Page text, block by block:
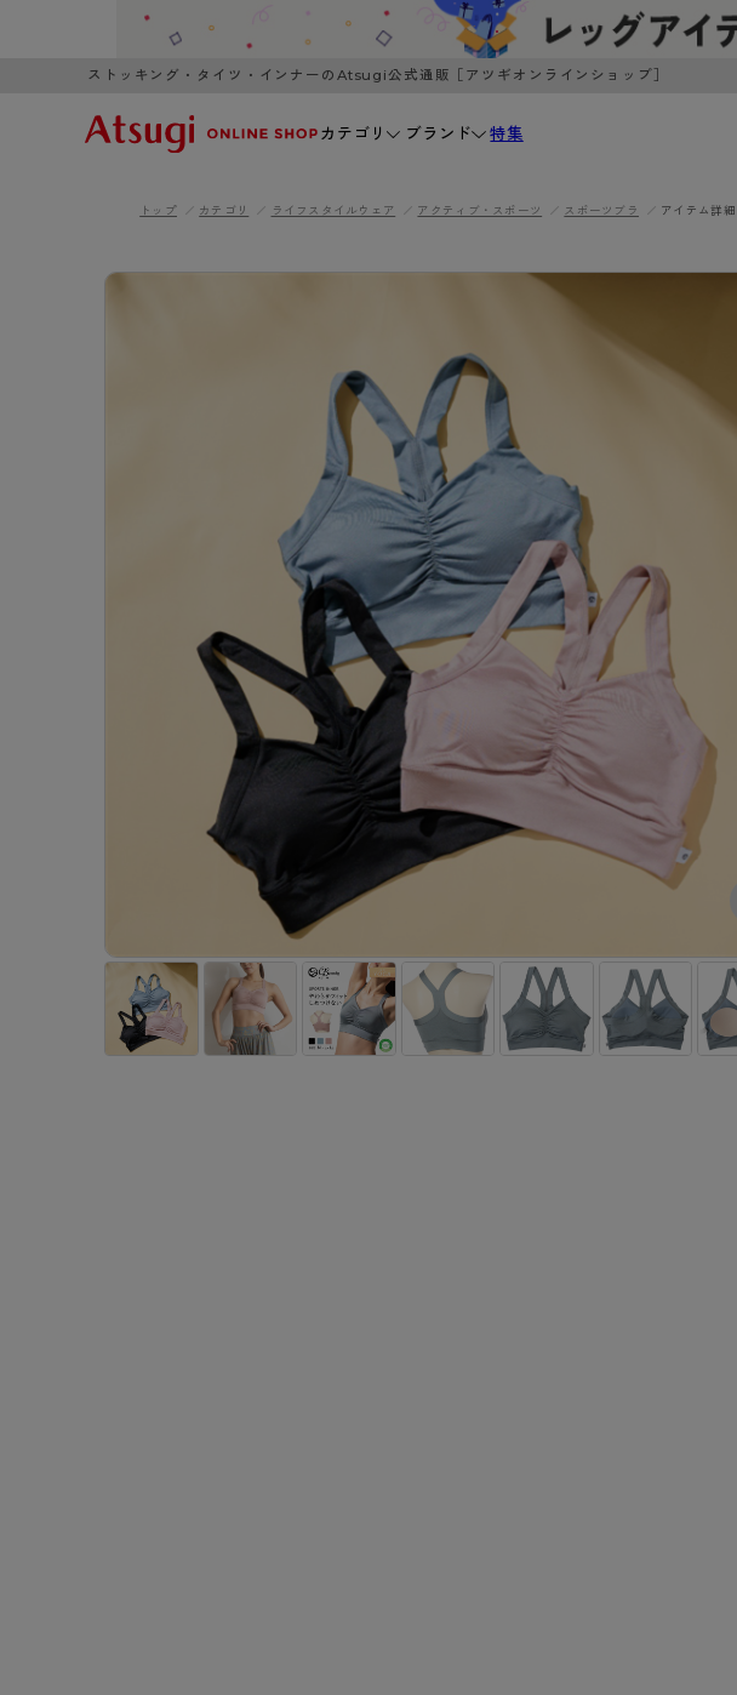
ストッキング・タイツ・インナーのAtsugi公式通販［アツギオンラインショップ］
カテゴリ
WOMEN MEN KIDS
- ショート丈ストッキング
- 着圧ストッキング
- パンティ部レスストッキング
- 無地タイツ
- 柄タイツ
- ひざ下丈タイツ
- 着圧タイツ
ソックス・靴下
レギンス・スパッツ
インナーウェア
ブラジャー
- ノンワイヤーブラ
- ワイヤーブラ
- ブラトップ
ショーツ
- レギュラーショーツ
- サニタリーショーツ
- ガードル・補正ショーツ
肌着・インナー
- 長袖（七分袖以上）
- タンクトップ
- カップ付きインナー
レッグウエア
ソックス・靴下
クルー・レギュラー丈ソックス
スニーカー丈・くるぶし丈ソックス
ハイソックス
インナーウエア
トランクス
Tバック・ビキニ
肌着・インナー
レッグウエア
ソックス・靴下
クルー・レギュラー丈ソックス
スニーカー丈・くるぶし丈ソックス
ハイソックス
インナーウエア
ワイヤーブラ
スポーツブラ
ショーツ
ブランド
AZGI
フェイクタイツ hotto comfort
スクールタイム みんなの、みんなの。
特集
3,980円以上のご購入で送料無料
- ショート丈ストッキング
- 着圧ストッキング
- パンティ部レスストッキング
- ひざ下丈タイツ
- 着圧タイツ
ソックス・靴下
レギンス・スパッツ
- ブラトップ
- レギュラーショーツ
- サニタリーショーツ
- ガードル・補正ショーツ
肌着・インナー
- 長袖（七分袖以上）
- カップ付きインナー
ライフスタイルウェア
ルームウェア・パジャマ
アクティブ・スポーツ
- スポーツブラ
- スポーツトップス
- スポーツボトムス
クルー・レギュラー丈ソックス
スニーカー丈・くるぶし丈ソックス
ハイソックス
メンズパンツ
Tバック・ビキニ
肌着・インナー
ライフスタイルウェア
ルームウェア・パジャマ
ソックス・靴下
クルー・レギュラー丈ソックス
スニーカー丈・くるぶし丈ソックス
スクールソックス
ブラジャー
ノンワイヤーブラ
ワイヤーブラ
スポーツブラ
レギュラーショーツ
サニタリーショーツ
カテゴリ一覧へ
ブランドから探す
AZGI
アスティーグ
クリアビューティアクティブ
スゴスト
フェイクタイツ
hotto comfort
Atsugi COLORS
スクールタイム
みんなの、みんなの。
ハイジュニ
ブランド一覧へ
トップ カテゴリ ライフスタイルウェア アクティブ・スポーツ スポーツブラ アイテム詳細